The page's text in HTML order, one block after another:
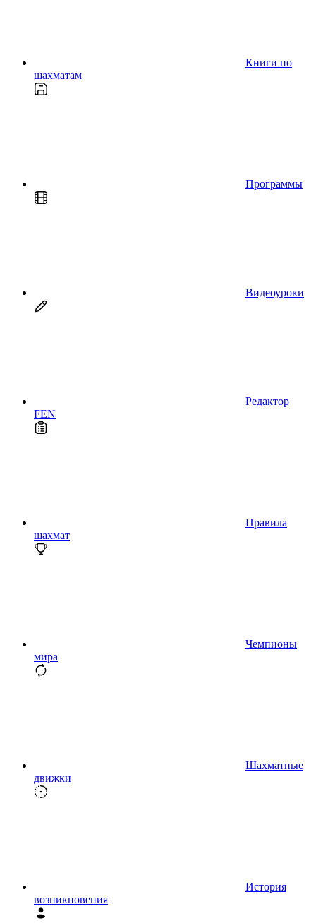
Книги по
шахматам
Программы
Видеоуроки
Редактор
FEN
Правила
шахмат
Чемпионы
мира
Шахматные
движки
История
возникновения